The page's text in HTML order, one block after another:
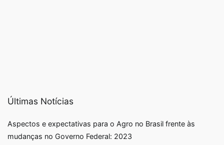
Últimas Notícias
Aspectos e expectativas para o Agro no Brasil frente às
mudanças no Governo Federal: 2023